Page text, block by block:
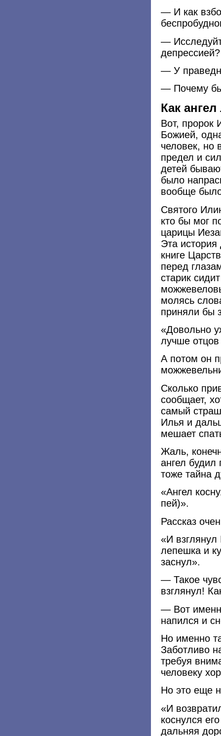
— И как
—
депрессией?
— У
— Почему
Как
Вот, пророк
Божией,
человек, но
предел и
детей
было
вообще
Святого
кто бы мог
царицы
Эта история
книге
перед
старик
молясь
приняли бы
«Довольно
лучше
А потом он
Сколько
сообщает,
самый
Илья и
мешает
Жаль,
ангел будил
тоже тайна
«Ангел
пей)».
Рассказ
«И взглянул
лепешка и
заснул».
— Такое
взглянул!
— Вот
напился и
Но именно
Заботливо
требуя
человеку
Но это еще
«И
коснулся
дальняя